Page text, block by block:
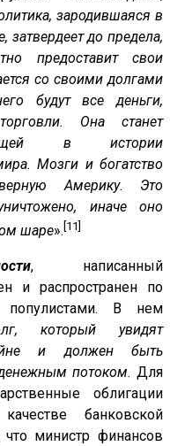
зародившаяся в
затвердеет до предела,
предоставит свои
со своими долгами
будут все деньги,
Она станет
в истории
Мозги и богатство
Америку. Это
иначе оно
шаре». [11]
, написанный
и распространен по
популистами. В нем
который увидят
и должен быть
потоком. Для
облигации
банковской
министр финансов